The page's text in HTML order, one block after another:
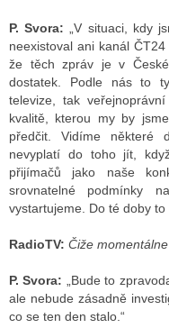
TISK
STÁT BLOGEREM
BLOGERA
P. Svora: „V situaci, kdy
neexistoval ani kanál
že těch zpráv je v
dostatek. Podle nás to
televize, tak
kvalitě, kterou my by
předčit. Vidíme některé
nevyplatí do toho jít,
přijímačů jako naše
srovnatelné podmínky
vystartujeme. Do té doby
RadioTV: Čiže
P. Svora: „Bude to
ale nebude zásadně
co se ten den stalo.“